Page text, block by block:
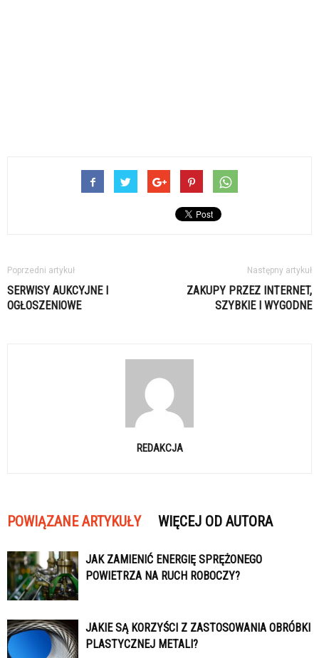
Poprzedni artykuł
SERWISY AUKCYJNE I
OGŁOSZENIOWE
Następny artykuł
ZAKUPY PRZEZ INTERNET,
SZYBKIE I WYGODNE
REDAKCJA
POWIĄZANE ARTYKUŁY WIĘCEJ OD AUTORA
JAK ZAMIENIĆ ENERGIĘ SPRĘŻONEGO
POWIETRZA NA RUCH ROBOCZY?
JAKIE SĄ KORZYŚCI Z ZASTOSOWANIA OBRÓBKI
PLASTYCZNEJ METALI?